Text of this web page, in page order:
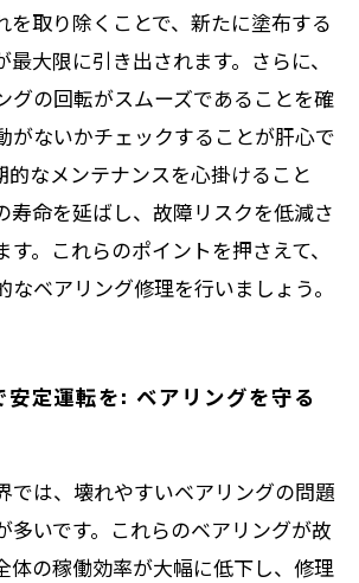
を取り除くことで、新たに塗布する
大限に引き出されます。さらに、
グの回転がスムーズであることを確
がないかチェックすることが肝心で
的なメンテナンスを心掛けること
寿命を延ばし、故障リスクを低減さ
。これらのポイントを押さえて、
なベアリング修理を行いましょう。
安定運転を: ベアリングを守る
では、壊れやすいベアリングの問題
多いです。これらのベアリングが故
体の稼働効率が大幅に低下し、修理